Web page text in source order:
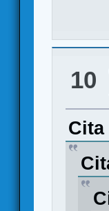
10
Cita